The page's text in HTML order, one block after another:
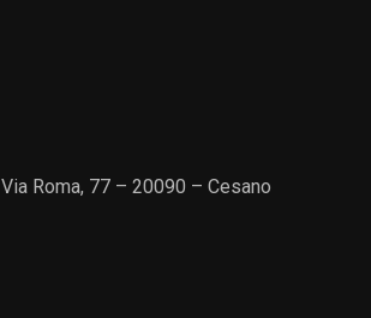
Via Roma, 77 – 20090 – Cesano